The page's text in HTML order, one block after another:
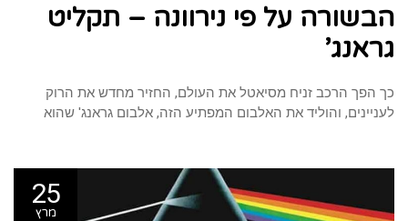
הבשורה על פי נירוונה – תקליט
גראנג’
כך הפך הרכב זניח מסיאטל את העולם, החזיר מחדש את הרוק
לעניינים, והוליד את האלבום המפתיע הזה, אלבום גראנג' שהוא
25
מרץ